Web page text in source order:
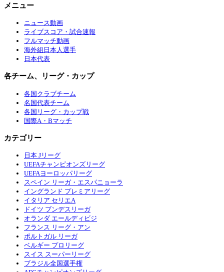
メニュー
ニュース動画
ライブスコア・試合速報
フルマッチ動画
海外組日本人選手
日本代表
各チーム、リーグ・カップ
各国クラブチーム
名国代表チーム
各国リーグ・カップ戦
国際A・Bマッチ
カテゴリー
日本 Jリーグ
UEFAチャンピオンズリーグ
UEFAヨーロッパリーグ
スペイン リーガ・エスパニョーラ
イングランド プレミアリーグ
イタリア セリエA
ドイツ ブンデスリーガ
オランダ エールディビジ
フランス リーグ・アン
ポルトガル リーガ
ベルギー プロリーグ
スイス スーパーリーグ
ブラジル全国選手権